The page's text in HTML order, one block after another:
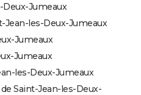
Deux-Jumeaux
Jean-les-Deux-Jumeaux
Jumeaux
Jumeaux
les-Deux-Jumeaux
Saint-Jean-les-Deux-